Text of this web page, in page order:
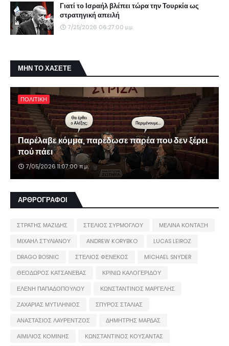
Γιατί το Ισραήλ βλέπει τώρα την Τουρκία ως
στρατηγική απειλή
7/25/2026 06:27:00 μ.μ.
ΜΗΝ ΤΟ ΧΑΣΕΤΕ
ΠΟΛΙΤΙΚΗ
Παρέλαβε κόμμα, παρέδωσε παρέα που δεν ξέρει
πού πάει
7/05/2026 11:07:00 π.μ.
ΑΡΘΡΟΓΡΑΦΟΙ
ΣΤΡΑΤΗΣ ΜΑΖΙΔΗΣ ΣΤΕΛΙΟΣ ΣΥΡΜΟΓΛΟΥ
ΜΕΛΙΝΑ ΚΟΝΤΑΞΗ
ΜΙΧΑΗΛ ΣΤΥΛΙΑΝΟΥ
ANDREW KORYBKO
LUCAS LEIROZ
DRAGO BOSNIC
ΣΤΕΛΙΟΣ ΦΕΝΕΚΟΣ
MICHAEL SNYDER
ΘΕΟΔΩΡΟΣ ΚΑΤΣΑΝΕΒΑΣ
ΚΡΙΝΙΩ ΚΑΛΟΓΕΡΙΔΟΥ
ΕΛΕΝΗ ΠΑΠΑΔΟΠΟΥΛΟΥ
ΚΩΝΣΤΑΝΤΙΝΟΣ ΜΑΡΓΕΛΗΣ
ΖΑΧΑΡΙΑΣ ΜΥΤΙΛΗΝΙΟΣ
ΣΠΥΡΟΣ ΣΤΑΛΙΑΣ
ΑΝΑΣΤΑΣΙΟΣ ΛΑΥΡΕΝΤΖΟΣ
ΔΗΜΗΤΡΗΣ ΜΑΡΔΑΣ
ΑΙΜΙΛΙΟΣ ΚΟΜΙΝΗΣ
ΚΩΝΣΤΑΝΤΙΝΟΣ ΚΟΥΣΑΝΤΑΣ